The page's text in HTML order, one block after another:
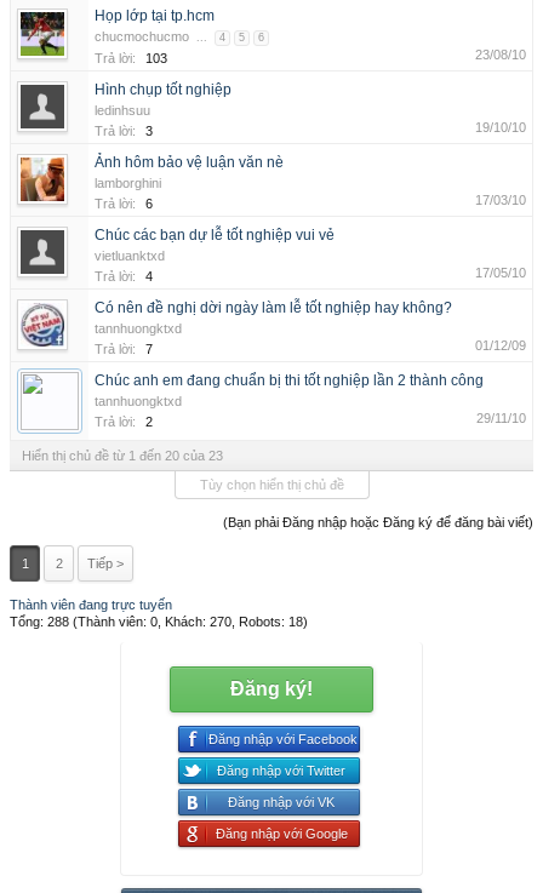
Họp lớp tại tp.hcm
chucmochucmo ... 4 5 6
Trả lời: 103 23/08/10
Hình chụp tốt nghiệp
ledinhsuu
Trả lời:
3 19/10/10
Ảnh hôm bảo vệ luận văn nè
lamborghini
Trả lời:
6 17/03/10
Chúc các bạn dự lễ tốt nghiệp vui vẻ
vietluanktxd
Trả lời:
4 17/05/10
Có nên đề nghị dời ngày làm lễ tốt nghiệp hay không?
tannhuongktxd
Trả lời:
7 01/12/09
Chúc anh em đang chuẩn bị thi tốt nghiệp lần 2 thành công
tannhuongktxd
Trả lời:
2 29/11/10
Hiển thị chủ đề từ 1 đến 20 của 23
Tùy chọn hiển thị chủ đề
(Bạn phải Đăng nhập hoặc Đăng ký để đăng bài viết)
1 2 Tiếp >
Thành viên đang trực tuyến
Tổng: 288 (Thành viên: 0, Khách: 270, Robots: 18)
Đăng ký!
Đăng nhập với Facebook
Đăng nhập với Twitter
Đăng nhập với VK
Đăng nhập với Google